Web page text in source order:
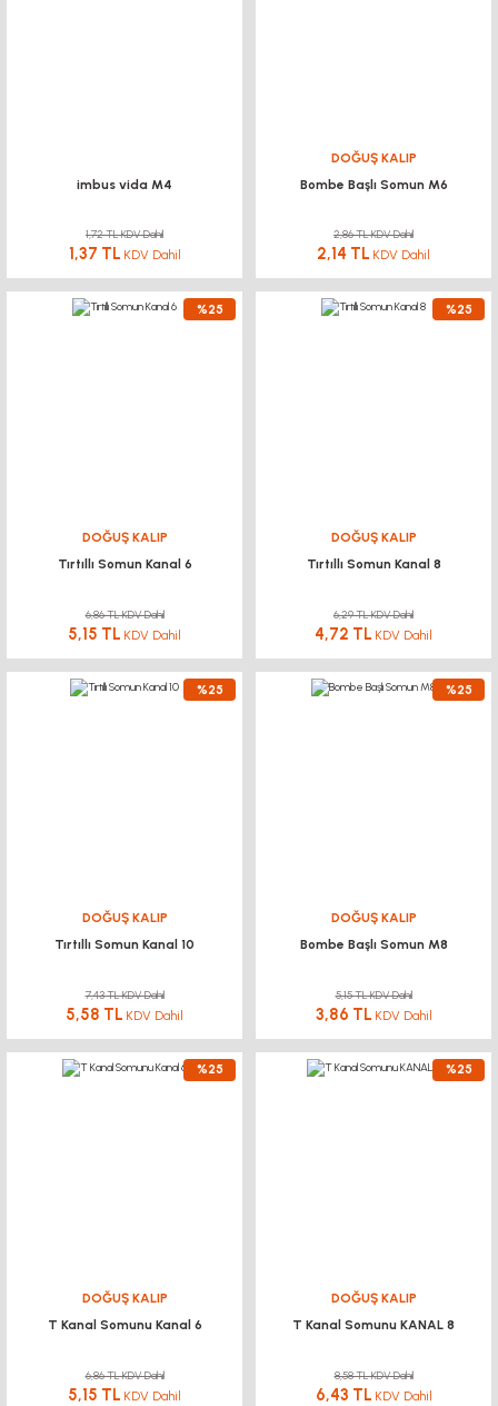
imbus vida M4
1,72 TL KDV Dahil
1,37 TL KDV Dahil
DOĞUŞ KALIP
Bombe Başlı Somun M6
2,86 TL KDV Dahil
2,14 TL KDV Dahil
%25
DOĞUŞ KALIP
Tırtıllı Somun Kanal 6
6,86 TL KDV Dahil
5,15 TL KDV Dahil
%25
DOĞUŞ KALIP
Tırtıllı Somun Kanal 8
6,29 TL KDV Dahil
4,72 TL KDV Dahil
%25
DOĞUŞ KALIP
Tırtıllı Somun Kanal 10
7,43 TL KDV Dahil
5,58 TL KDV Dahil
%25
DOĞUŞ KALIP
Bombe Başlı Somun M8
5,15 TL KDV Dahil
3,86 TL KDV Dahil
%25
DOĞUŞ KALIP
T Kanal Somunu Kanal 6
6,86 TL KDV Dahil
5,15 TL KDV Dahil
%25
DOĞUŞ KALIP
T Kanal Somunu KANAL 8
8,58 TL KDV Dahil
6,43 TL KDV Dahil